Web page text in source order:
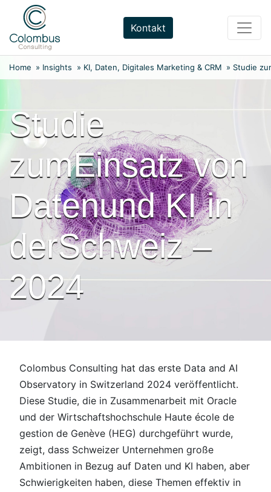
Weiter
Inhalt
Kontakt
Home » Insights » KI, Daten, Digitales Marketing & CRM » Studie
Studie
zumEinsatz von
Datenund KI in
derSchweiz –
2024
Colombus Consulting hat das erste Data and AI
Observatory in Switzerland 2024 veröffentlicht.
Diese Studie, die in Zusammenarbeit mit Oracle
und der Wirtschaftshochschule Haute école de
gestion de Genève (HEG) durchgeführt wurde,
zeigt, dass Schweizer Unternehmen große
Ambitionen in Bezug auf Daten und KI haben, aber
Schwierigkeiten haben, diese Themen effektiv in